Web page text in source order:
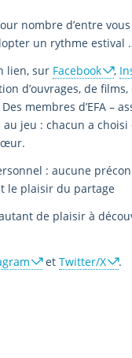
nombre d’entre
un rythme estival
lien, sur Facebook ,
d’ouvrages, de
membres d’EFA –
jeu : chacun a
: aucune
le plaisir du partage
de plaisir à
et Twitter/X .